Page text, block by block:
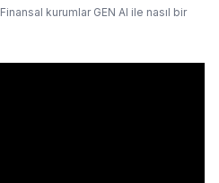
Finansal kurumlar GEN AI ile nasıl bir